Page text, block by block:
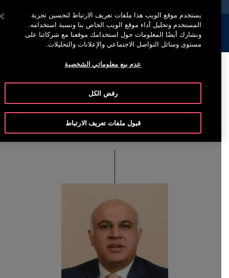
إبحث القائمة
Hemant Jolly
Senior Vice President & Managing Director, Otis
Australasia
يستخدم موقع الويب هذا ملفات تعريف الارتباط لتحسين تجربة
المستخدم وتحليل أداء موقع الويب الخاص بنا ونسبة استخدامه.
ونشارك أيضًا المعلومات حول استخدامك موقعنا مع شركائنا على
مستوى وسائل التواصل الاجتماعي والإعلانات والتحليلات.
عدم بيع معلوماتي الشخصية
رفض الكل
قبول ملفات تعريف الارتباط